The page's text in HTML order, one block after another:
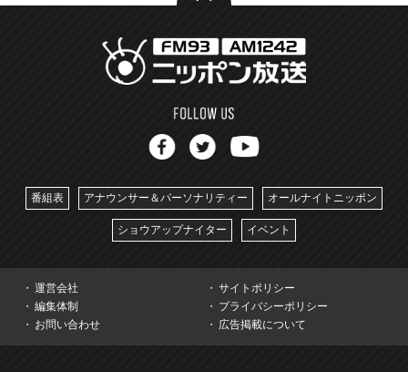
番組表 アナウンサー＆パーソナリティー オールナイトニッポン
ショウアップナイター イベント
運営会社
サイトポリシー
編集体制
プライバシーポリシー
お問い合わせ
広告掲載について